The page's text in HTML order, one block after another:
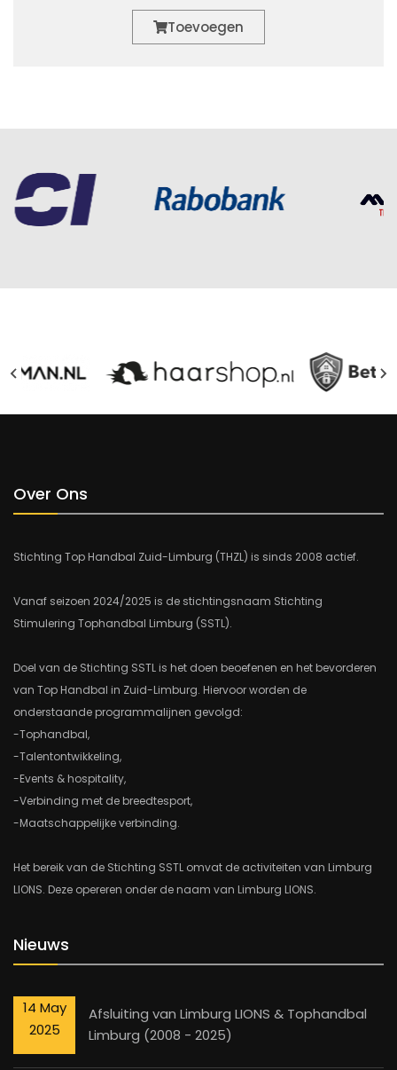
Toevoegen
Over Ons
Stichting Top Handbal Zuid-Limburg (THZL) is sinds 2008 actief.
Vanaf seizoen 2024/2025 is de stichtingsnaam Stichting
Stimulering Tophandbal Limburg (SSTL).
Doel van de Stichting SSTL is het doen beoefenen en het bevorderen
van Top Handbal in Zuid-Limburg. Hiervoor worden de
onderstaande programmalijnen gevolgd:
-Tophandbal,
-Talentontwikkeling,
-Events & hospitality,
-Verbinding met de breedtesport,
-Maatschappelijke verbinding.
Het bereik van de Stichting SSTL omvat de activiteiten van Limburg
LIONS. Deze opereren onder de naam van Limburg LIONS.
Nieuws
14 May
2025
Afsluiting van Limburg LIONS & Tophandbal
Limburg (2008 - 2025)